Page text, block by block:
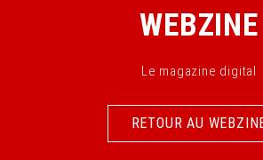
WEBZINE
Le magazine digital
RETOUR AU
RETOUR AU